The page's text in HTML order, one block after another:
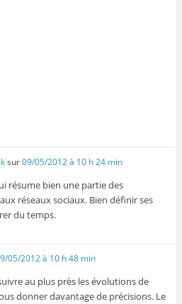
sur09/05/2012 à 10 h 24 min
résume bien une partie des
réseaux sociaux. Bien définir ses
du temps.
05/2012 à 10 h 48 min
au plus près les évolutions de
donner davantage de précisions. Le